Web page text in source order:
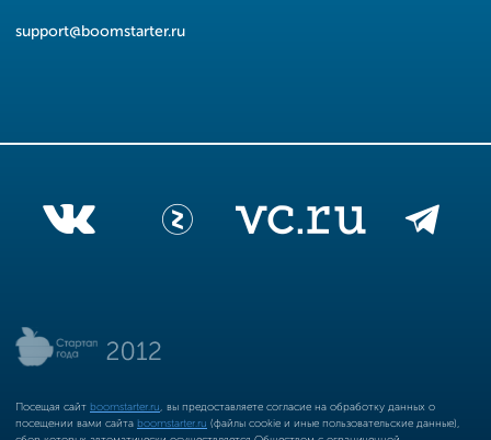
support@boomstarter.ru
Посещая сайт boomstarter.ru , вы предоставляете согласие на обработку данных о
посещении вами сайта boomstarter.ru (файлы cookie и иные пользовательские данные),